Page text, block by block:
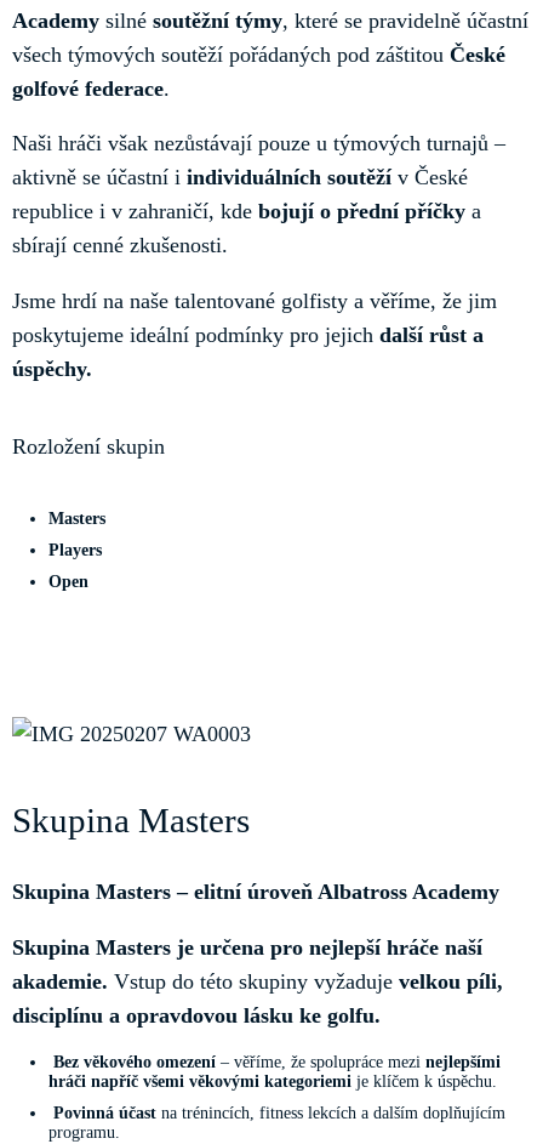
Academy silné soutěžní týmy, které se pravidelně účastní
všech týmových soutěží pořádaných pod záštitou České
golfové federace.
Naši hráči však nezůstávají pouze u týmových turnajů –
aktivně se účastní i individuálních soutěžív České
republice i v zahraničí, kde bojují o přední příčky a
sbírají cenné zkušenosti.
Jsme hrdí na naše talentované golfisty a věříme, že jim
poskytujeme ideální podmínky pro jejich další růst a
úspěchy.
Rozložení skupin
Masters
Players
Open
Skupina Masters
Skupina Masters – elitní úroveň Albatross Academy
Skupina Masters je určena pro nejlepší hráče naší
akademie. Vstup do této skupiny vyžaduje velkou píli,
disciplínu a opravdovou lásku ke golfu.
Bez věkového omezení – věříme, že spolupráce mezi nejlepšími
hráči napříč všemi věkovými kategoriemi je klíčem k úspěchu.
Povinná účast na trénincích, fitness lekcích a dalším doplňujícím
programu.